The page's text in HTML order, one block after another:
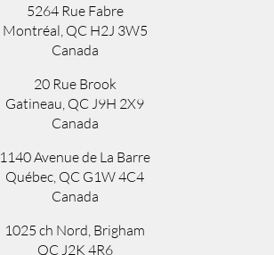
5264 Rue Fabre
Montréal, QC H2J 3W5
Canada
20 Rue Brook
Gatineau, QC J9H 2X9
Canada
1140 Avenue de La Barre
Québec, QC G1W 4C4
Canada
1025 ch Nord Brigham
QC J2K 4R6